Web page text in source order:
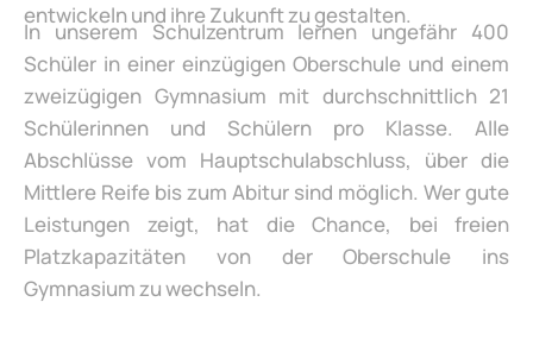
entwickeln und ihre Zukunft zu gestalten.
In unserem Schulzentrum lernen ungefähr 400
Schüler in einer einzügigen Oberschule und einem
zweizügigen Gymnasium mit durchschnittlich 21
Schülerinnen und Schülern pro Klasse. Alle
Abschlüsse vom Hauptschulabschluss, über die
Mittlere Reife bis zum Abitur sind möglich. Wer gute
Leistungen zeigt, hat die Chance, bei freien
Platzkapazitäten von der Oberschule ins
Gymnasium zu wechseln.